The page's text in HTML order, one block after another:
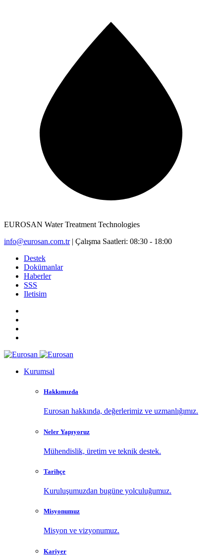
EUROSAN Water Treatment Technologies
info@eurosan.com.tr | Çalışma Saatleri: 08:30 - 18:00
Destek
Dokümanlar
Haberler
SSS
Iletisim
Kurumsal
Hakkımızda
Eurosan hakkında, değerlerimiz ve uzmanlığımız.
Neler Yapıyoruz
Mühendislik, üretim ve teknik destek.
Tarihçe
Kuruluşumuzdan bugüne yolculuğumuz.
Misyonumuz
Misyon ve vizyonumuz.
Kariyer